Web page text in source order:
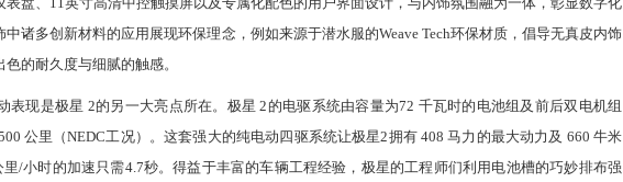
中诸多创新材料的应用展现环保理念，例如来源于潜水服的Weave Tech环保材质，倡导无真皮内饰
的耐久度与细腻的触感。
表现是极星 2的另一大亮点所在。 极星 2 的电驱系统由容量为72 千瓦时的电池组及前后双电机组
公里（NEDC工况）。这套强大的纯电动四驱系统让极星2拥有408马力的最大动力及 660 牛米
里/小时的加速只需4.7秒。得益于丰富的车辆工程经验， 极星的工程师们利用电池槽的巧妙排布强